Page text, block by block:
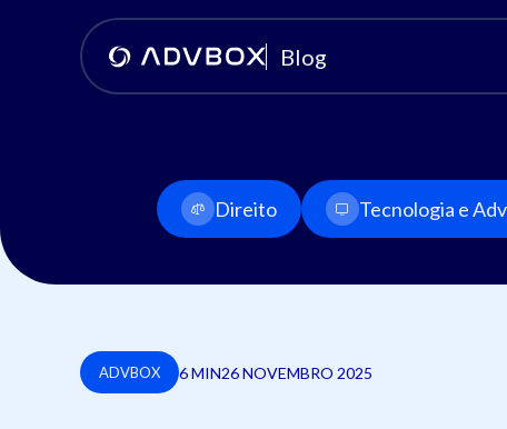
Blog
Direito Tecnologia e
ADVBOX 6 MIN26 NOVEMBRO 2025